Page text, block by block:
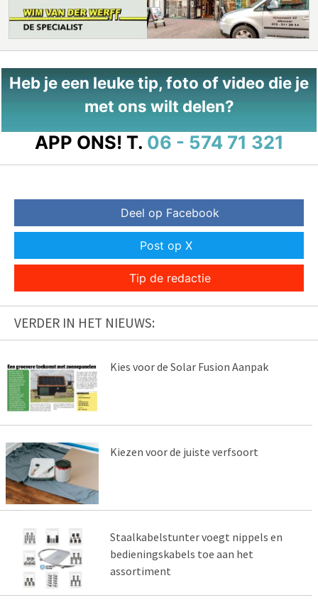
Heb je een leuke tip, foto of video die je
met ons wilt delen?
APP ONS! T. 06 - 574 71 321
Deel op Facebook
Post op X
Tip de redactie
VERDER IN HET NIEUWS:
Kies voor de Solar Fusion Aanpak
Kiezen voor de juiste verfsoort
Staalkabelstunter voegt nippels en
bedieningskabels toe aan het
assortiment